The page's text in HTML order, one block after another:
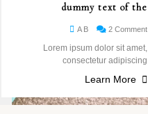
dummy text of the
A B 2 Comment
Lorem ipsum dolor sit amet,
consectetur adipiscing
Learn More